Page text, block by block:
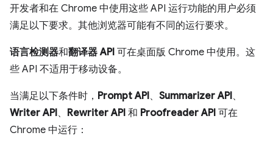
开发者和在 Chrome 中使用这些 API 运行功能的用户必须
满足以下要求。其他浏览器可能有不同的运行要求。
语言检测器和翻译器 API 可在桌面版 Chrome 中使用。这
些 API 不适用于移动设备。
当满足以下条件时， Prompt API、 Summarizer API、
Writer API、 Rewriter API 和 Proofreader API 可在
Chrome 中运行：